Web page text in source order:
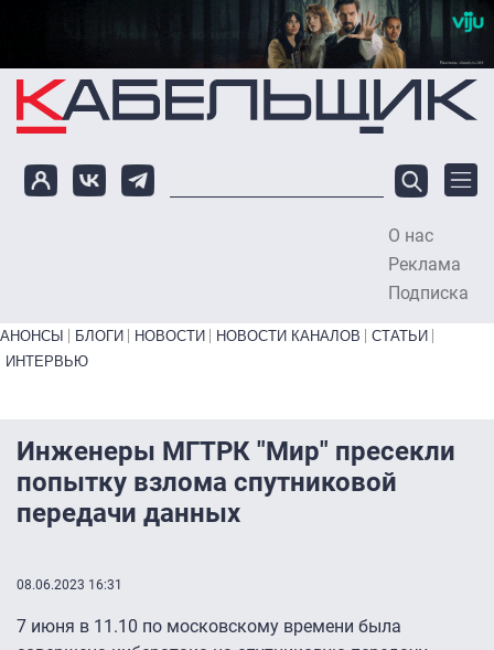
Перейти к основному содержанию
О нас
Реклама
Подписка
Primary links bottom
АНОНСЫ БЛОГИ НОВОСТИ НОВОСТИ КАНАЛОВ
СТАТЬИ
ИНТЕРВЬЮ
Инженеры МГТРК "Мир" пресекли
попытку взлома спутниковой
передачи данных
08.06.2023 16:31
7 июня в 11.10 по московскому времени была